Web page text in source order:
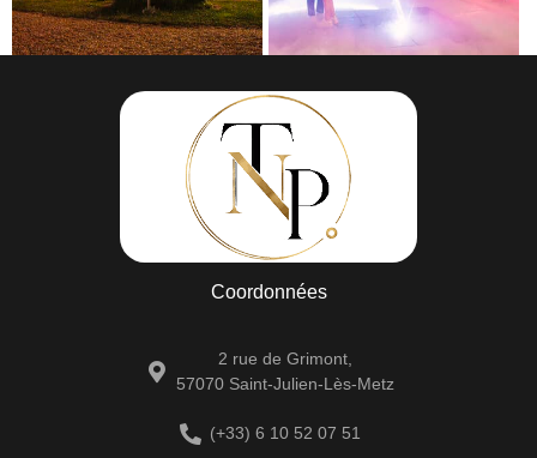
Coordonnées
2 rue de Grimont,
57070 Saint-Julien-Lès-Metz
(+33) 6 10 52 07 51